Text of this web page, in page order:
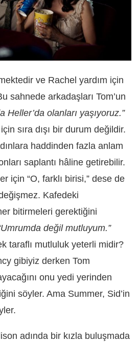
ve Rachel yardım için
sahnede arkadaşları Tom’un
Heller’da olanları yaşıyoruz.”
sıra dışı bir durum değildir.
haddinden fazla anlam
saplantı hâline getirebilir.
için “O, farklı birisi,” dese de
Kafedeki
bitirmeleri gerektiğini
değil mutluyum.”
taraflı mutluluk yeterli midir?
gibiyiz derken Tom
onu yedi yerinden
söyler. Ama Summer, Sid’in
adında bir kızla buluşmada